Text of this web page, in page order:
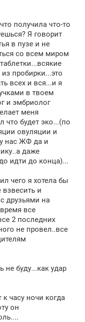
получила что-то
Я говорит
в пузе и не
со всем миром
пробирки...это
всех и вся...и я
в твоем
и эмбриолог
меня
что будет эко...(по
овуляции и
нас ЖФ да и
даже
идти до конца)...
чего я хотела бы
и
друзьями на
все
2 последних
не провел..все
буду...как удар
часу ночи когда
он